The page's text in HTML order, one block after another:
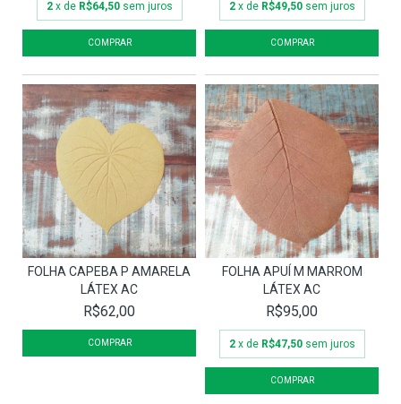
2 x de R$64,50 sem juros 2 x de R$49,50 sem juros
FOLHA CAPEBA P AMARELA
LÁTEX AC
R$62,00
FOLHA APUÍ M MARROM
LÁTEX AC
R$95,00
2 x de R$47,50 sem juros